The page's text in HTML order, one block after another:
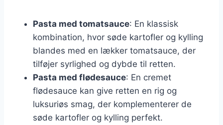
Pasta med tomatsauce: En klassisk
kombination, hvor søde kartofler og kylling
blandes med en lækker tomatsauce, der
tilføjer syrlighed og dybde til retten.
Pasta med flødesauce: En cremet
flødesauce kan give retten en rig og
luksuriøs smag, der komplementerer de
søde kartofler og kylling perfekt.